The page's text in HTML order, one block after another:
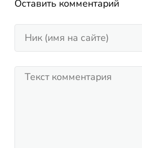
Оставить комментарий